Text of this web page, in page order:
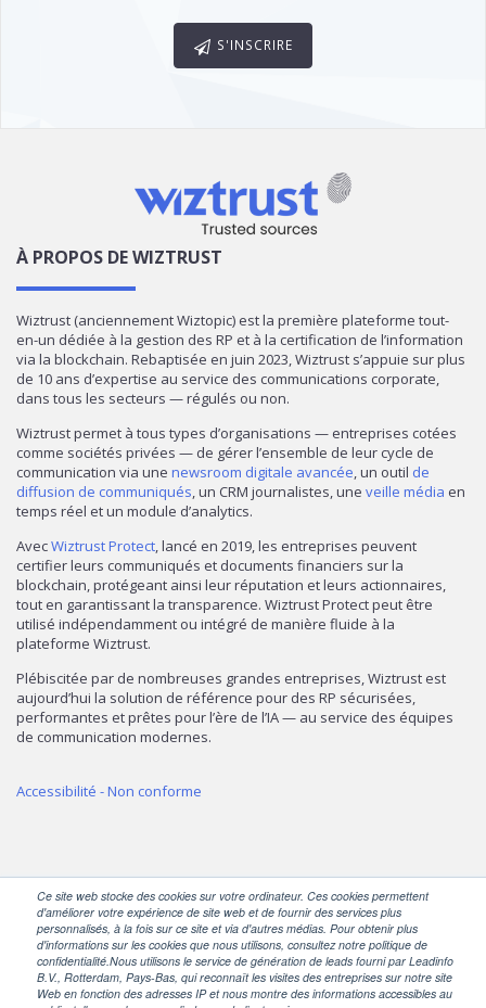
Ce site web stocke des cookies sur votre ordinateur. Ces cookies permettent
d'améliorer votre expérience de site web et de fournir des services plus
personnalisés, à la fois sur ce site et via d'autres médias. Pour obtenir plus
d'informations sur les cookies que nous utilisons, consultez notre politique de
confidentialité.Nous utilisons le service de génération de leads fourni par Leadinfo
B.V., Rotterdam, Pays-Bas, qui reconnaît les visites des entreprises sur notre site
Web en fonction des adresses IP et nous montre des informations accessibles au
S'INSCRIRE
À PROPOS DE WIZTRUST
Wiztrust (anciennement Wiztopic) est la première plateforme tout-
en-un dédiée à la gestion des RP et à la certification de l’information
via la blockchain. Rebaptisée en juin 2023, Wiztrust s’appuie sur plus
de 10 ans d’expertise au service des communications corporate,
dans tous les secteurs — régulés ou non.
Wiztrust permet à tous types d’organisations — entreprises cotées
comme sociétés privées — de gérer l’ensemble de leur cycle de
communication via une newsroom digitale avancée, un outil de
diffusion de communiqués, un CRM journalistes, une veille média en
temps réel et un module d’analytics.
AvecWiztrust Protect, lancé en 2019, les entreprises peuvent
certifier leurs communiqués et documents financiers sur la
blockchain, protégeant ainsi leur réputation et leurs actionnaires,
tout en garantissant la transparence. Wiztrust Protect peut être
utilisé indépendamment ou intégré de manière fluide à la
plateforme Wiztrust.
Plébiscitée par de nombreuses grandes entreprises, Wiztrust est
aujourd’hui la solution de référence pour des RP sécurisées,
performantes et prêtes pour l’ère de l’IA — au service des équipes
de communication modernes.
Accessibilité - Non conforme
SUIVEZ-NOUS